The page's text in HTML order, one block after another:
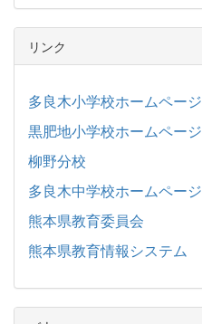
リンク
多良木小学校ホームページ
黒肥地小学校ホームページ
柳野分校
多良木中学校ホームページ
熊本県教育委員会
熊本県教育情報システム